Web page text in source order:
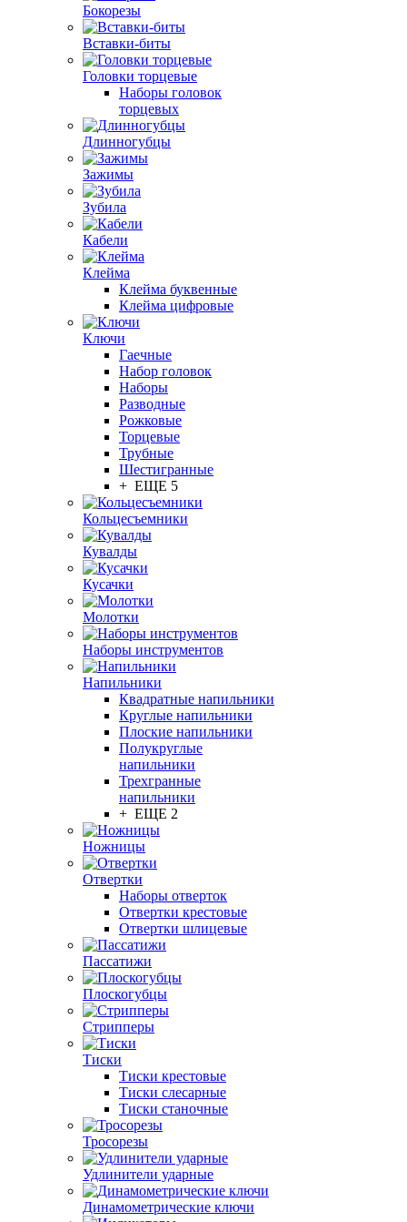
Бокорезы
Вставки-биты
Головки торцевые
Наборы головок
торцевых
Длинногубцы
Зажимы
Зубила
Кабели
Клейма
Клейма буквенные
Клейма цифровые
Ключи
Гаечные
Набор головок
Наборы
Разводные
Рожковые
Торцевые
Трубные
Шестигранные
+ ЕЩЕ 5
Кольцесъемники
Кувалды
Кусачки
Молотки
Наборы инструментов
Напильники
Квадратные напильники
Круглые напильники
Плоские напильники
Полукруглые
напильники
Трехгранные
напильники
+ ЕЩЕ 2
Ножницы
Отвертки
Наборы отверток
Отвертки крестовые
Отвертки шлицевые
Пассатижи
Плоскогубцы
Стрипперы
Тиски
Тиски крестовые
Тиски слесарные
Тиски станочные
Тросорезы
Удлинители ударные
Динамометрические ключи